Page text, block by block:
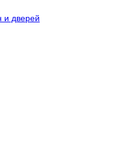
и дверей